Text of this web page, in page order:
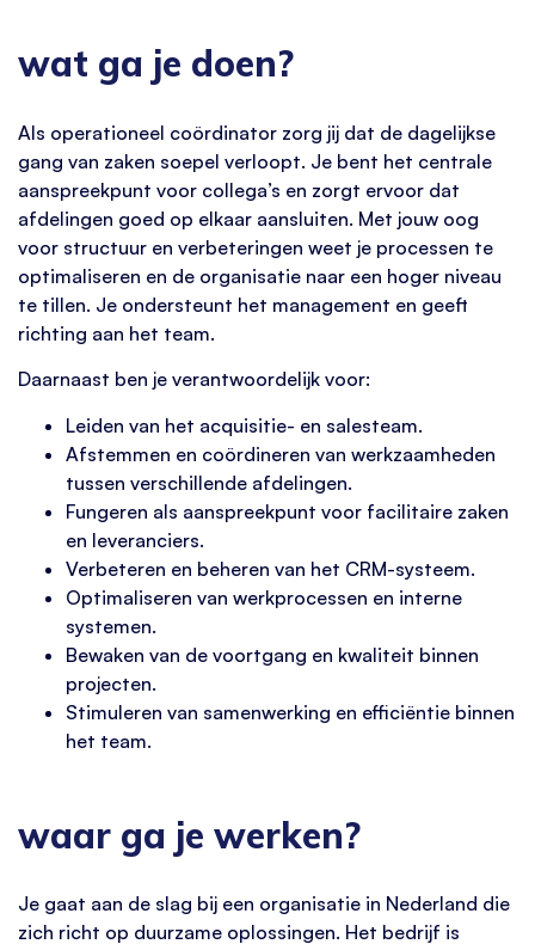
wat ga je doen?
Als operationeel coördinator zorg jij dat de dagelijkse
gang van zaken soepel verloopt. Je bent het centrale
aanspreekpunt voor collega’s en zorgt ervoor dat
afdelingen goed op elkaar aansluiten. Met jouw oog
voor structuur en verbeteringen weet je processen te
optimaliseren en de organisatie naar een hoger niveau
te tillen. Je ondersteunt het management en geeft
richting aan het team.
Daarnaast ben je verantwoordelijk voor:
Leiden van het acquisitie- en salesteam.
Afstemmen en coördineren van werkzaamheden
tussen verschillende afdelingen.
Fungeren als aanspreekpunt voor facilitaire zaken
en leveranciers.
Verbeteren en beheren van het CRM-systeem.
Optimaliseren van werkprocessen en interne
systemen.
Bewaken van de voortgang en kwaliteit binnen
projecten.
Stimuleren van samenwerking en efficiëntie binnen
het team.
waar ga je werken?
Je gaat aan de slag bij een organisatie in Nederland die
zich richt op duurzame oplossingen. Het bedrijf is